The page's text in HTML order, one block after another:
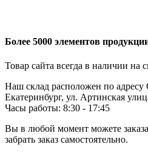
Более 5000 элементов
Товар сайта всегда в наличии на
Наш склад расположен по адресу
Екатеринбург, ул. Артинская
Часы работы: 8:30 - 17:45
Вы в любой момент можете
забрать заказ самостоятельно.